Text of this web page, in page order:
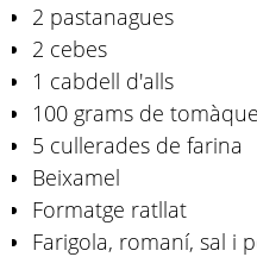
2 pastanagues
2 cebes
1 cabdell d'alls
100 grams de
5 cullerades de farina
Beixamel
Formatge ratllat
Farigola, romaní, sal i